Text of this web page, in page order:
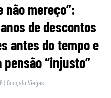
não mereço”:
de descontos
antes do tempo e
“injusto”
| Gonçalo Viegas